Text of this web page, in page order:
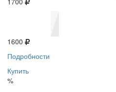
1600
Подробности
Купить
%